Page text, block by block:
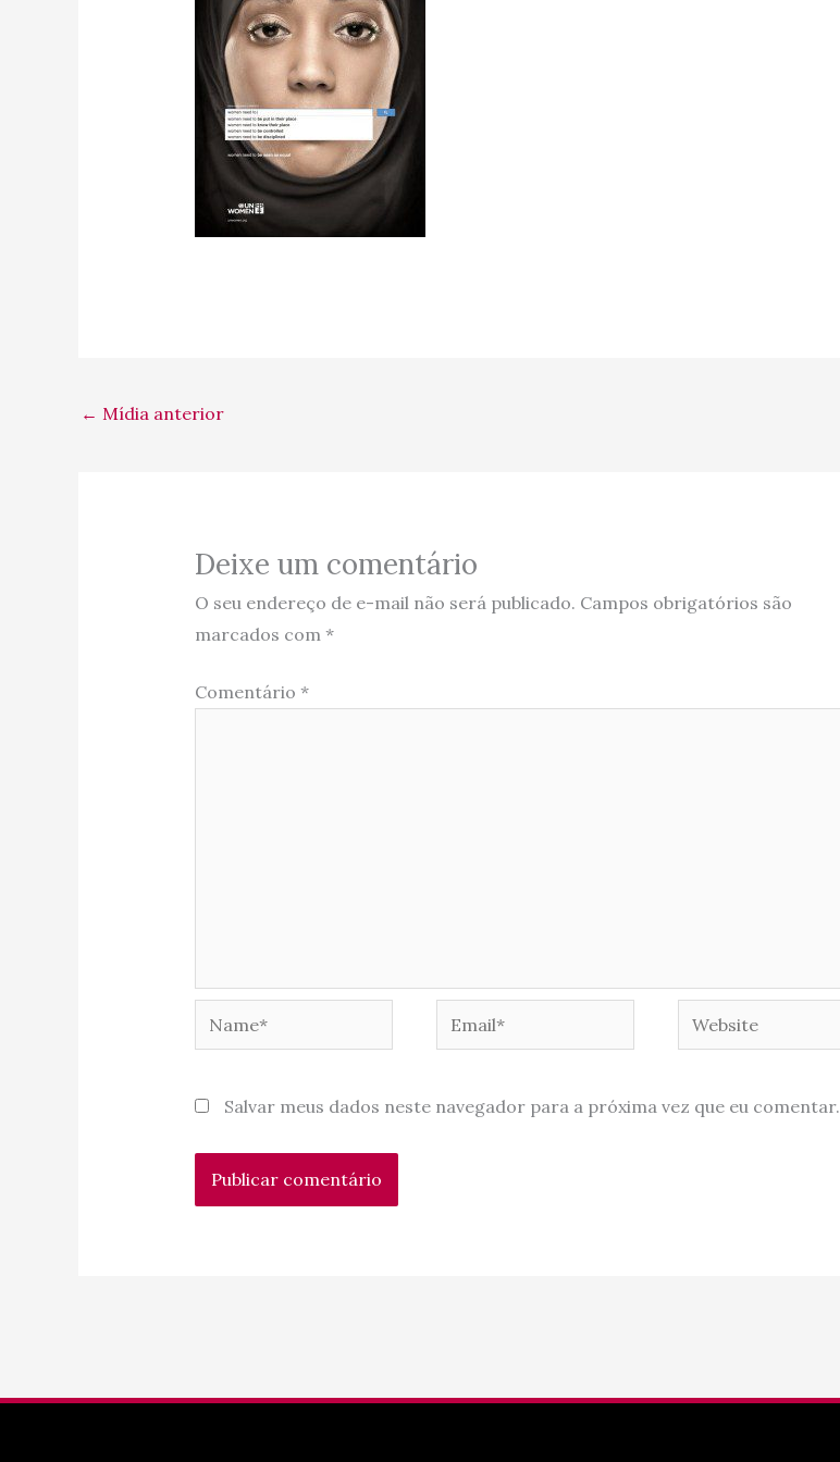
← Mídia anterior
Deixe um comentário
O seu endereço de e-mail não será publicado. Campos obrigatórios são
marcados com *
Comentário *
Website
Salvar meus dados neste navegador para a próxima vez que eu comentar.